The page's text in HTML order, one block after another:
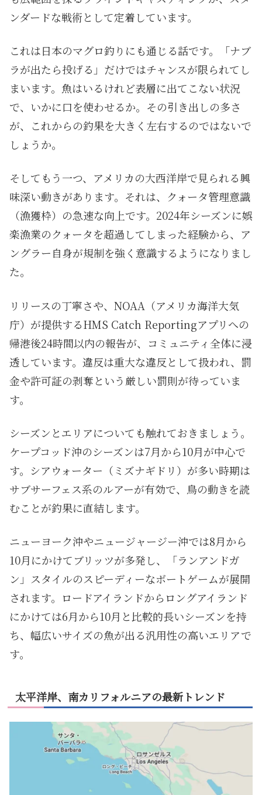
ンダードな戦術として定着しています。
これは日本のマグロ釣りにも通じる話です。「ナブ
ラが出たら投げる」だけではチャンスが限られてし
まいます。魚はいるけれど表層に出てこない状況
で、いかに口を使わせるか。その引き出しの多さ
が、これからの釣果を大きく左右するのではないで
しょうか。
そしてもう一つ、アメリカの大西洋岸で見られる興
味深い動きがあります。それは、クォータ管理意識
（漁獲枠）の急速な向上です。2024年シーズンに娯
楽漁業のクォータを超過してしまった経験から、ア
ングラー自身が規制を強く意識するようになりまし
た。
リリースの丁寧さや、NOAA（アメリカ海洋大気
庁）が提供するHMS Catch Reportingアプリへの
帰港後24時間以内の報告が、コミュニティ全体に浸
透しています。違反は重大な違反として扱われ、罰
金や許可証の剥奪という厳しい罰則が待っていま
す。
シーズンとエリアについても触れておきましょう。
ケープコッド沖のシーズンは7月から10月が中心で
す。シアウォーター（ミズナギドリ）が多い時期は
サブサーフェス系のルアーが有効で、鳥の動きを読
むことが釣果に直結します。
ニューヨーク沖やニュージャージー沖では8月から
10月にかけてブリッツが多発し、「ランアンドガ
ン」スタイルのスピーディーなボートゲームが展開
されます。ロードアイランドからロングアイランド
にかけては6月から10月と比較的長いシーズンを持
ち、幅広いサイズの魚が出る汎用性の高いエリアで
す。
太平洋岸、南カリフォルニアの最新トレンド